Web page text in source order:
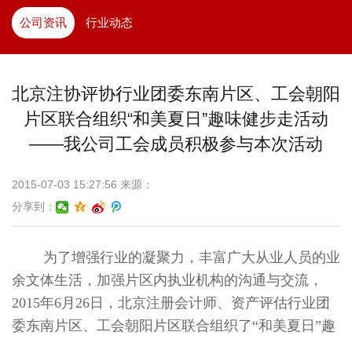
公司资讯 行业动态
北京注协评协行业团委东南片区、工会朝阳
片区联合组织“和美夏日”趣味健步走活动
——我公司工会成员积极参与本次活动
2015-07-03 15:27:56 来源：
分享到：
为了增强行业的凝聚力，丰富广大从业人员的业
余文体生活，加强片区内执业机构的沟通与交流，
2015年6月26日，北京注册会计师、资产评估行业团
委东南片区、工会朝阳片区联合组织了“和美夏日”趣